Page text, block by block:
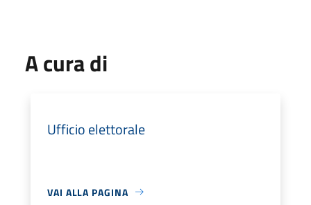
A cura di
Ufficio elettorale
VAI ALLA PAGINA